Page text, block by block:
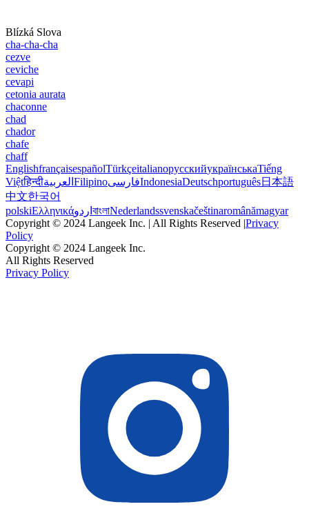
Blízká Slova
cha-cha-cha
cezve
ceviche
cevapi
cetonia aurata
chaconne
chad
chador
chafe
chaff
EnglishfrançaisespañolTürkçeitalianoрусскийукраїнськаTiếng
Việtहिन्दीالعربية FilipinoفارسیIndonesiaDeutschportuguês日本語
中文한국어
polskiΕλληνικάاردو বাংলাNederlandssvenskačeštinaromânămagyar
Copyright © 2024 Langeek Inc. | All Rights Reserved |Privacy
Policy
Copyright © 2024 Langeek Inc.
All Rights Reserved
Privacy Policy